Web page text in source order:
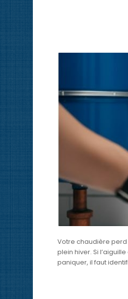
Votre chaudière perd
plein hiver. Si
paniquer, il faut